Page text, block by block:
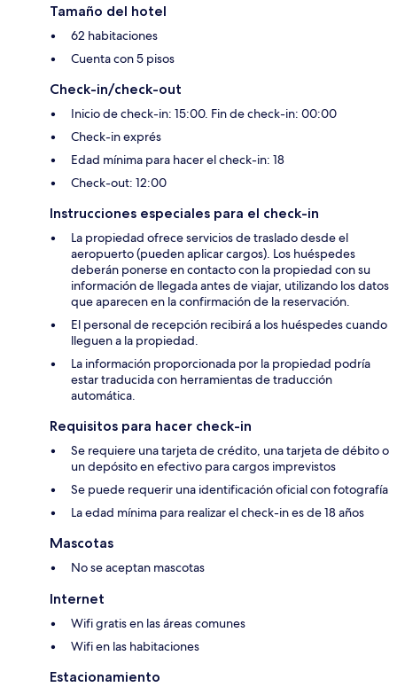
Tamaño del hotel
62 habitaciones
Cuenta con 5 pisos
Check-in/check-out
Inicio de check-in: 15:00. Fin de check-in: 00:00
Check-in exprés
Edad mínima para hacer el check-in: 18
Check-out: 12:00
Instrucciones especiales para el check-in
La propiedad ofrece servicios de traslado desde el
aeropuerto (pueden aplicar cargos). Los huéspedes
deberán ponerse en contacto con la propiedad con su
información de llegada antes de viajar, utilizando los datos
que aparecen en la confirmación de la reservación.
El personal de recepción recibirá a los huéspedes cuando
lleguen a la propiedad.
La información proporcionada por la propiedad podría
estar traducida con herramientas de traducción
automática.
Requisitos para hacer check-in
Se requiere una tarjeta de crédito, una tarjeta de débito o
un depósito en efectivo para cargos imprevistos
Se puede requerir una identificación oficial con fotografía
La edad mínima para realizar el check-in es de 18 años
Mascotas
No se aceptan mascotas
Internet
Wifi gratis en las áreas comunes
Wifi en las habitaciones
Estacionamiento